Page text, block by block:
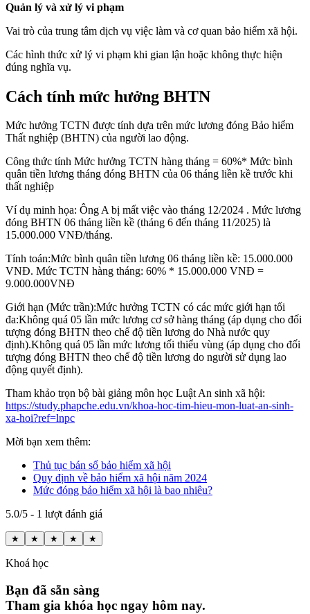
Quản lý và xử lý vi phạm
Vai trò của trung tâm dịch vụ việc làm và cơ quan bảo hiểm xã hội.
Các hình thức xử lý vi phạm khi gian lận hoặc không thực hiện
đúng nghĩa vụ.
Cách tính mức hưởng BHTN
Mức hưởng TCTN được tính dựa trên mức lương đóng Bảo hiểm
Thất nghiệp (BHTN) của người lao động.
Công thức tính Mức hưởng TCTN hàng tháng = 60%* Mức bình
quân tiền lương tháng đóng BHTN của 06 tháng liền kề trước khi
thất nghiệp
Ví dụ minh họa: Ông A bị mất việc vào tháng 12/2024 . Mức lương
đóng BHTN 06 tháng liền kề (tháng 6 đến tháng 11/2025) là
15.000.000 VNĐ/tháng.
Tính toán:Mức bình quân tiền lương 06 tháng liền kề: 15.000.000
VNĐ. Mức TCTN hàng tháng: 60% * 15.000.000 VNĐ =
9.000.000VNĐ
Giới hạn (Mức trần):Mức hưởng TCTN có các mức giới hạn tối
đa:Không quá 05 lần mức lương cơ sở hàng tháng (áp dụng cho đối
tượng đóng BHTN theo chế độ tiền lương do Nhà nước quy
định).Không quá 05 lần mức lương tối thiểu vùng (áp dụng cho đối
tượng đóng BHTN theo chế độ tiền lương do người sử dụng lao
động quyết định).
Tham khảo trọn bộ bài giảng môn học Luật An sinh xã hội:
https://study.phapche.edu.vn/khoa-hoc-tim-hieu-mon-luat-an-sinh-
xa-hoi?ref=lnpc
Mời bạn xem thêm:
Thủ tục bán sổ bảo hiểm xã hội
Quy định về bảo hiểm xã hội năm 2024
Mức đóng bảo hiểm xã hội là bao nhiêu?
5.0/5 - 1 lượt đánh giá
★ ★ ★ ★ ★
Khoá học
Bạn đã sẵn sàng
Tham gia khóa học ngay hôm nay.